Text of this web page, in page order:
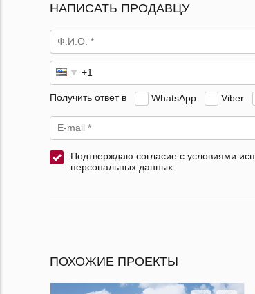
НАПИСАТЬ ПРОДАВЦУ
Получить ответ в WhatsApp Viber
Подтверждаю согласие с условиями
персональных данных
ПОХОЖИЕ ПРОЕКТЫ